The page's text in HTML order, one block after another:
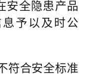
安全隐患产品
予以及时公
合安全标准